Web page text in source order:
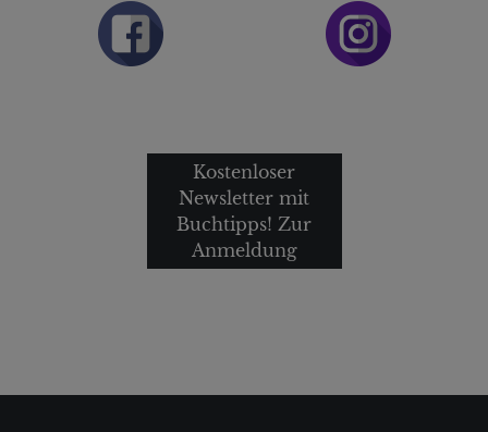
Kostenloser
Newsletter mit
Buchtipps! Zur
Anmeldung